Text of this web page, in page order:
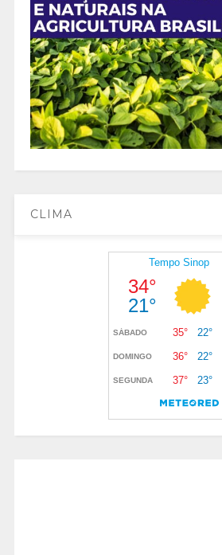
CLIMA